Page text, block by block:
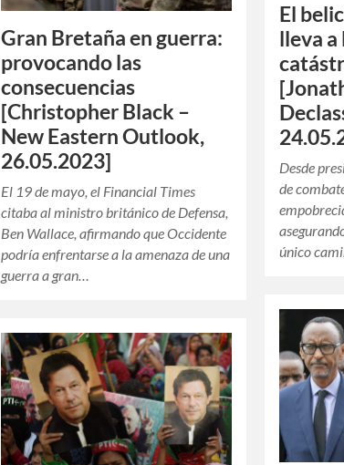
Gran Bretaña en guerra:
provocando las
consecuencias
[Christopher Black –
New Eastern Outlook,
26.05.2023]
El 19 de mayo, el Financial Times
citaba al ministro británico de Defensa,
Ben Wallace, afirmando que Occidente
podría enfrentarse a la amenaza de una
guerra a gran…
El
lleva a
Desde
de
único